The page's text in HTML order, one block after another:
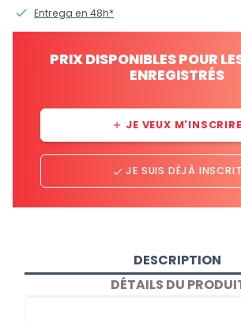
done Entrega en 48h*
PRIX DISPONIBLES POUR
ENREGISTRÉS
add JE VEUX M'INSCRIRE
done JE SUIS DÉJÀ INSCRIT
DESCRIPTION
DÉTAILS DU